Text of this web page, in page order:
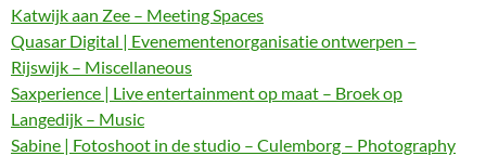
Katwijk aan Zee – Meeting Spaces
Quasar Digital | Evenementenorganisatie ontwerpen –
Rijswijk – Miscellaneous
Saxperience | Live entertainment op maat – Broek op
Langedijk – Music
Sabine | Fotoshoot in de studio – Culemborg – Photography